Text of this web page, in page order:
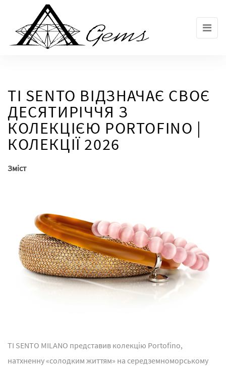
TI SENTO ВІДЗНАЧАЄ СВОЄ
ДЕСЯТИРІЧЧЯ З
КОЛЕКЦІЄЮ PORTOFINO |
КОЛЕКЦІЇ 2026
Зміст
TI SENTO MILANO представив колекцію Portofino,
натхненну «солодким життям» на середземноморському